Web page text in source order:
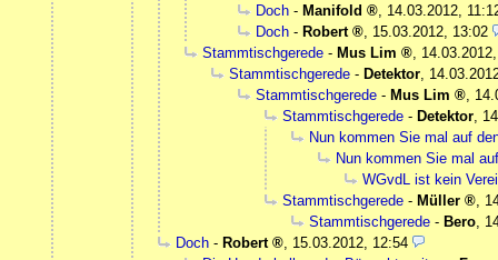
Doch - Manifold , 14.03.2012,
Doch - Robert , 15.03.2012, 13:02
Stammtischgerede - Mus Lim ,
Stammtischgerede - Detektor,
Stammtischgerede - Mus Lim ,
Stammtischgerede - Detektor,
Nun kommen Sie mal auf
Nun kommen Sie mal
WGvdL ist kein
Stammtischgerede - Müller ,
Stammtischgerede - Bero,
Doch - Robert , 15.03.2012, 12:54